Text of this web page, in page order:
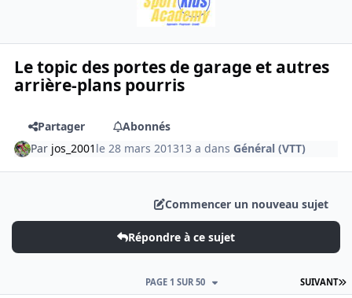
Le topic des portes de garage et autres
arrière-plans pourris
Partager
Abonnés
Par jos_2001 le 28 mars 201313 a dans Général (VTT)
Commencer un nouveau sujet
Répondre à ce sujet
SUIVANT
PAGE 1 SUR 50